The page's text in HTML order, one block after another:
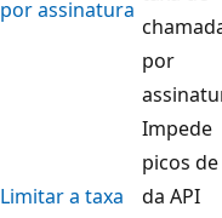
por assinatura
por
Limitar a taxa
Impede
picos
da API